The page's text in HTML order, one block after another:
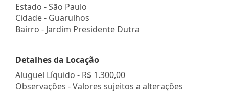
Estado -São Paulo
Cidade - Guarulhos
Bairro - Jardim Presidente Dutra
Detalhes da Locação
Aluguel Líquido - R$ 1.300,00
Observações - Valores sujeitos a alterações